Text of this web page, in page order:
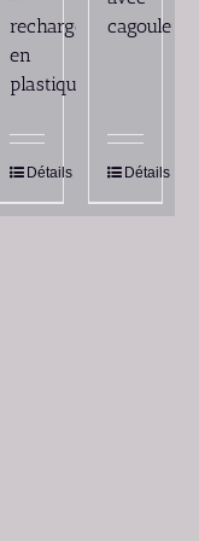
recharges
en
plastique
Détails
cagoule
Détails